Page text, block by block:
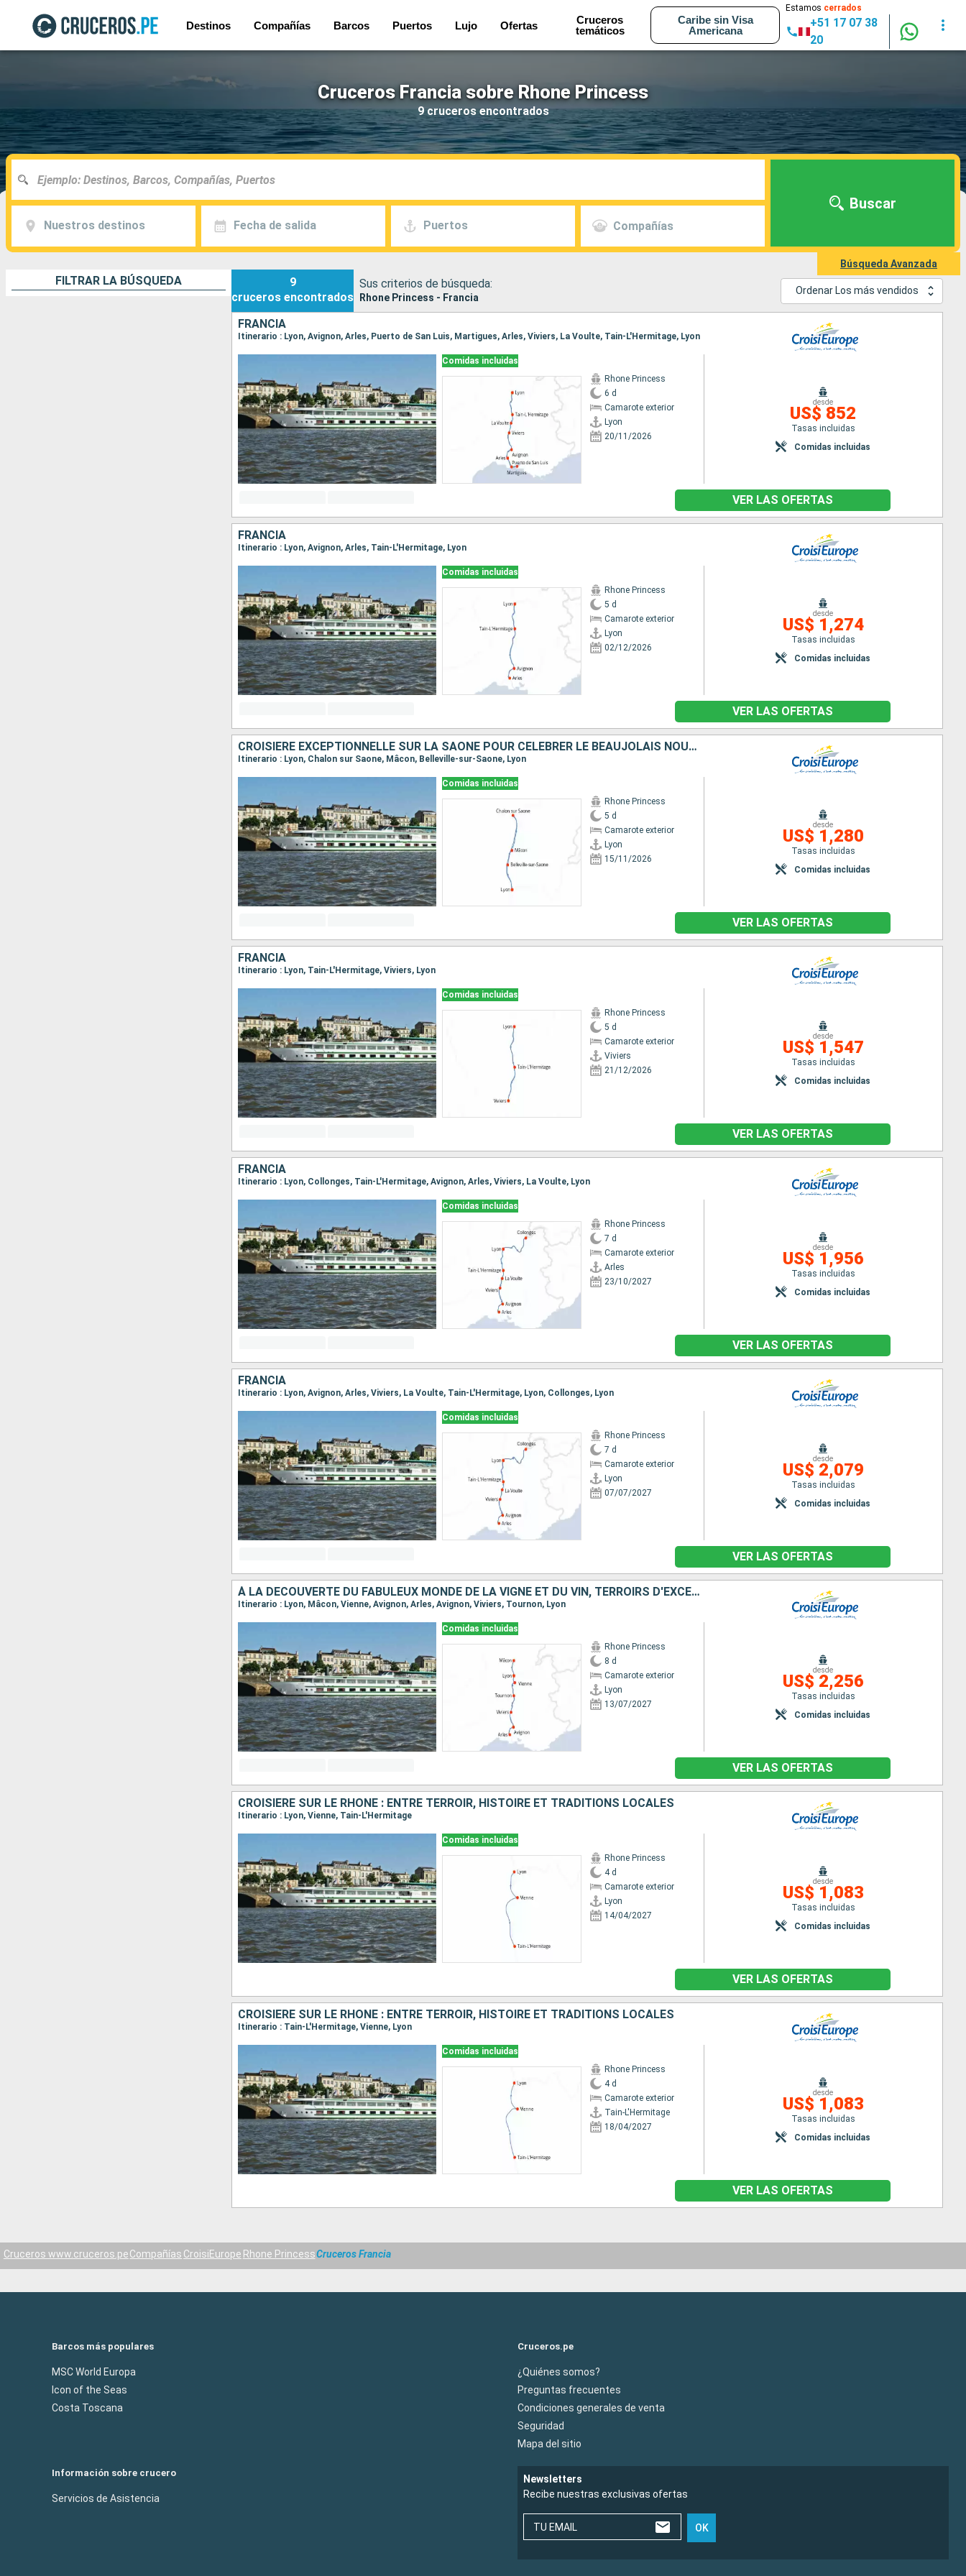
Destinos Compañías Barcos Puertos Lujo Ofertas
Cruceros
temáticos
Caribe sin Visa
Americana
Estamos cerrados
+51 17 07 38
20
Cruceros Francia sobre Rhone Princess
9 cruceros encontrados
Nuestros destinos Fecha de salida Puertos Compañías
Buscar
Búsqueda Avanzada
FILTRAR LA BÚSQUEDA
9
cruceros encontrados
Sus criterios de búsqueda:
Rhone Princess - Francia
Ordenar Los más vendidos
FRANCIA
Itinerario : Lyon, Avignon, Arles, Puerto de San Luis, Martigues, Arles, Viviers, La Voulte, Tain-L'Hermitage, Lyon
Comidas incluidas
Rhone Princess
6 d
Camarote exterior
Lyon
20/11/2026
desde
US$ 852
Tasas incluidas
Comidas incluidas
VER LAS OFERTAS
FRANCIA
Itinerario : Lyon, Avignon, Arles, Tain-L'Hermitage, Lyon
Comidas incluidas
Rhone Princess
5 d
Camarote exterior
Lyon
02/12/2026
desde
US$ 1,274
Tasas incluidas
Comidas incluidas
VER LAS OFERTAS
CROISIÈRE EXCEPTIONNELLE SUR LA SAÔNE POUR CÉLÉBRER LE BEAUJOLAIS NOUVEAU
Itinerario : Lyon, Chalon sur Saone, Mâcon, Belleville-sur-Saone, Lyon
Comidas incluidas
Rhone Princess
5 d
Camarote exterior
Lyon
15/11/2026
desde
US$ 1,280
Tasas incluidas
Comidas incluidas
VER LAS OFERTAS
FRANCIA
Itinerario : Lyon, Tain-L'Hermitage, Viviers, Lyon
Comidas incluidas
Rhone Princess
5 d
Camarote exterior
Viviers
21/12/2026
desde
US$ 1,547
Tasas incluidas
Comidas incluidas
VER LAS OFERTAS
FRANCIA
Itinerario : Lyon, Collonges, Tain-L'Hermitage, Avignon, Arles, Viviers, La Voulte, Lyon
Comidas incluidas
Rhone Princess
7 d
Camarote exterior
Arles
23/10/2027
desde
US$ 1,956
Tasas incluidas
Comidas incluidas
VER LAS OFERTAS
FRANCIA
Itinerario : Lyon, Avignon, Arles, Viviers, La Voulte, Tain-L'Hermitage, Lyon, Collonges, Lyon
Comidas incluidas
Rhone Princess
7 d
Camarote exterior
Lyon
07/07/2027
desde
US$ 2,079
Tasas incluidas
Comidas incluidas
VER LAS OFERTAS
À LA DÉCOUVERTE DU FABULEUX MONDE DE LA VIGNE ET DU VIN, TERROIRS D'EXCEPTION DU RHÔNE ET DE LA SAÔNE
Itinerario : Lyon, Mâcon, Vienne, Avignon, Arles, Avignon, Viviers, Tournon, Lyon
Comidas incluidas
Rhone Princess
8 d
Camarote exterior
Lyon
13/07/2027
desde
US$ 2,256
Tasas incluidas
Comidas incluidas
VER LAS OFERTAS
CROISIÈRE SUR LE RHÔNE : ENTRE TERROIR, HISTOIRE ET TRADITIONS LOCALES
Itinerario : Lyon, Vienne, Tain-L'Hermitage
Comidas incluidas
Rhone Princess
4 d
Camarote exterior
Lyon
14/04/2027
desde
US$ 1,083
Tasas incluidas
Comidas incluidas
VER LAS OFERTAS
CROISIÈRE SUR LE RHÔNE : ENTRE TERROIR, HISTOIRE ET TRADITIONS LOCALES
Itinerario : Tain-L'Hermitage, Vienne, Lyon
Comidas incluidas
Rhone Princess
4 d
Camarote exterior
Tain-L'Hermitage
18/04/2027
desde
US$ 1,083
Tasas incluidas
Comidas incluidas
VER LAS OFERTAS
Cruceros www.cruceros.peCompañías CroisiEurope Rhone PrincessCruceros Francia
Barcos más populares
MSC World Europa
Icon of the Seas
Costa Toscana
Cruceros.pe
¿Quiénes somos?
Preguntas frecuentes
Condiciones generales de venta
Seguridad
Mapa del sitio
Información sobre crucero
Servicios de Asistencia
Newsletters
Recibe nuestras exclusivas ofertas
TU EMAIL OK